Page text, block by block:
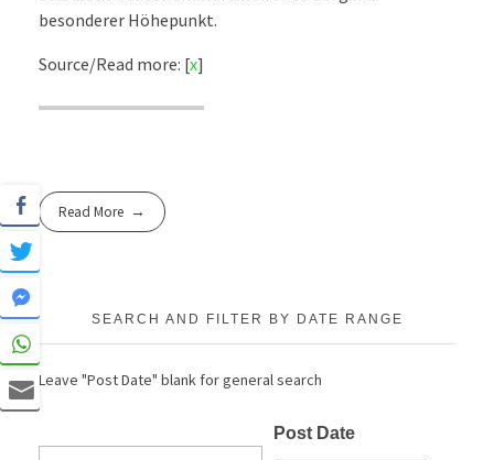
besonderer Höhepunkt.
Source/Read more: [x]
Read More
SEARCH AND FILTER BY DATE RANGE
Leave "Post Date" blank for general search
Post Date